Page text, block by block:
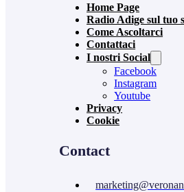
Home Page
Radio Adige sul tuo
Come Ascoltarci
Contattaci
I nostri Social
Facebook
Instagram
Youtube
Privacy
Cookie
Contact